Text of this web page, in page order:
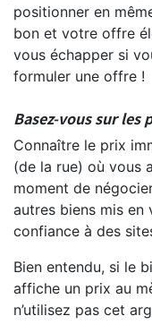
positionner en
bon et votre offre
vous échapper si
formuler une offre !
Basez-vous sur les
Connaître le prix
(de la rue) où vous
moment de
autres biens mis en
confiance à des
Bien entendu, si le
affiche un prix au
n’utilisez pas cet